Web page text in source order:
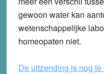
gewoon water kan
wetenschappelijke
homeopaten niet.
De uitzending is nog